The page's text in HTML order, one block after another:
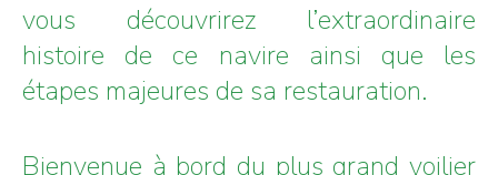
vous découvrirez l’extraordinaire
histoire de ce navire ainsi que les
étapes majeures de sa restauration.
Bienvenue à bord du plus grand voilier